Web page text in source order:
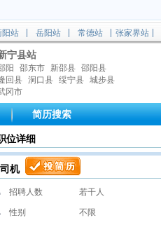
阳站 岳阳站 常德站 张家界站
宁县站
阳 邵东市 新邵县 邵阳县
回县 洞口县 绥宁县 城步县
冈市
简历搜索
位详细
司机
招聘人数 若干人
性别 不限